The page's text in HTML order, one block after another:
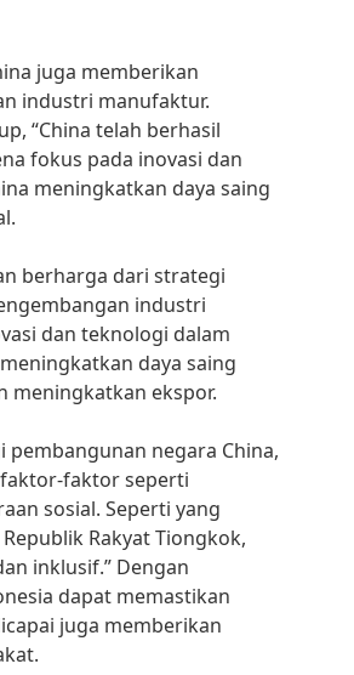
juga memberikan
industri manufaktur.
“China telah berhasil
fokus pada inovasi dan
meningkatkan daya saing
berharga dari strategi
industri
dan teknologi dalam
daya saing
meningkatkan ekspor.
negara China,
faktor seperti
sosial. Seperti yang
Rakyat Tiongkok,
inklusif.” Dengan
dapat memastikan
juga memberikan